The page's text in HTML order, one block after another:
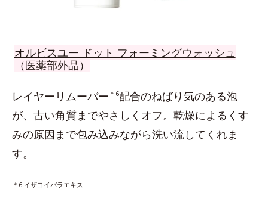
オルビスユー ドット フォーミングウォッシュ
（医薬部外品）
レイヤーリムーバー ＊6配合のねばり気のある泡
が、古い角質までやさしくオフ。乾燥によるくす
みの原因まで包み込みながら洗い流してくれま
す。
＊6 イザヨイバラエキス